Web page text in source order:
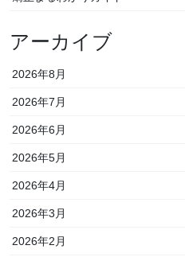
アーカイブ
2026年8月
2026年7月
2026年6月
2026年5月
2026年4月
2026年3月
2026年2月